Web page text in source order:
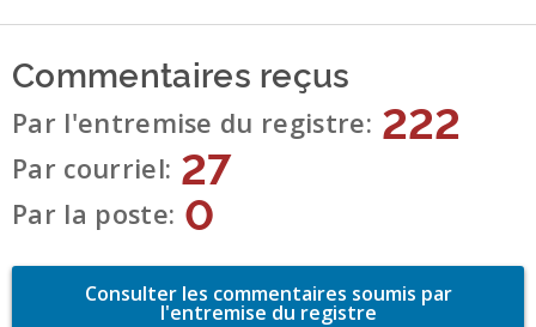
Commentaires reçus
Par l'entremise du registre 222
Par courriel 27
Par la poste 0
Consulter les commentaires soumis par
l'entremise du registre